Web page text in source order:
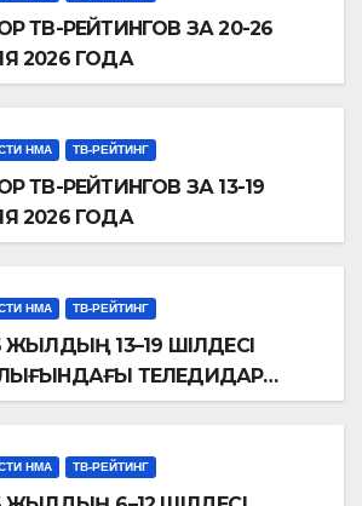
ТВ-РЕЙТИНГОВ ЗА 20-26
2026 ГОДА
НМА ТВ-РЕЙТИНГ
ТВ-РЕЙТИНГОВ ЗА 13-19
2026 ГОДА
НМА ТВ-РЕЙТИНГ
ЖЫЛДЫҢ 13–19 ШІЛДЕСІ
ТЕЛЕДИДАР
ШОЛУ
НМА ТВ-РЕЙТИНГ